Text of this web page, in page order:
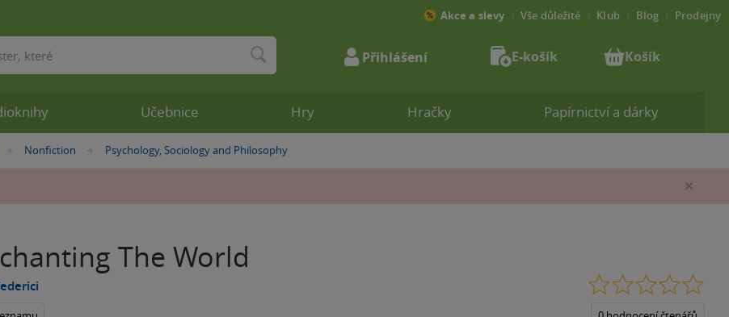
»
Nonfiction »Psychology, Sociology and Philosophy
The World
Učebnice Hry Hračky Papírnictví a dárky
Akce a slevy Vše důležité Klub Blog Prodejny
Přihlášení E-košík Košík